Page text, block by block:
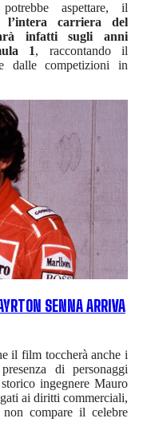
aspettare, il
carriera del
infatti sugli anni
1, raccontando il
dalle competizioni in
SENNA ARRIVA
il film toccherà anche i
di personaggi
ingegnere Mauro
ai diritti commerciali,
compare il celebre